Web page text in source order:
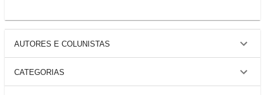
AUTORES E COLUNISTAS
CATEGORIAS